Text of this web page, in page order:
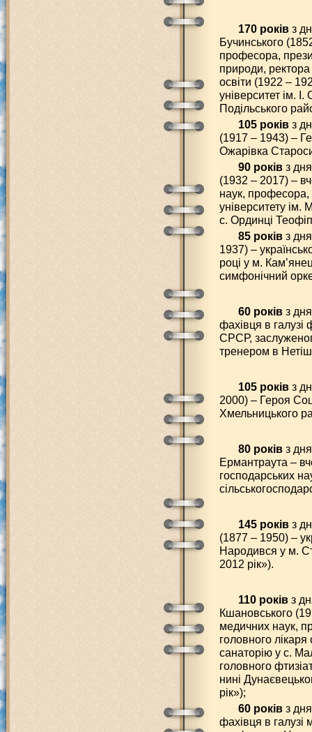
170 роківз
Бучинського
професора,
природи, ректора
освіти (1922 –
університет ім.
Подільського
105 роківз
(1917 – 1943) –
Ожарівка
90 роківз
(1932 – 2017) –
наук, професора,
університету
с. Ординці
85 роківз
1937) –
році у м.
симфонічний
60 роківз
фахівця в галузі
СРСР,
тренером в
105 роківз
2000) – Героя
Хмельницького
80 роківз
Ермантраута –
господарських
145 роківз
(1877 – 1950) –
Народився у м.
2012 рік»).
110 роківз
Кшановського
медичних наук,
головного
санаторію у с.
головного
нині
рік»);
60 роківз
фахівця в галузі